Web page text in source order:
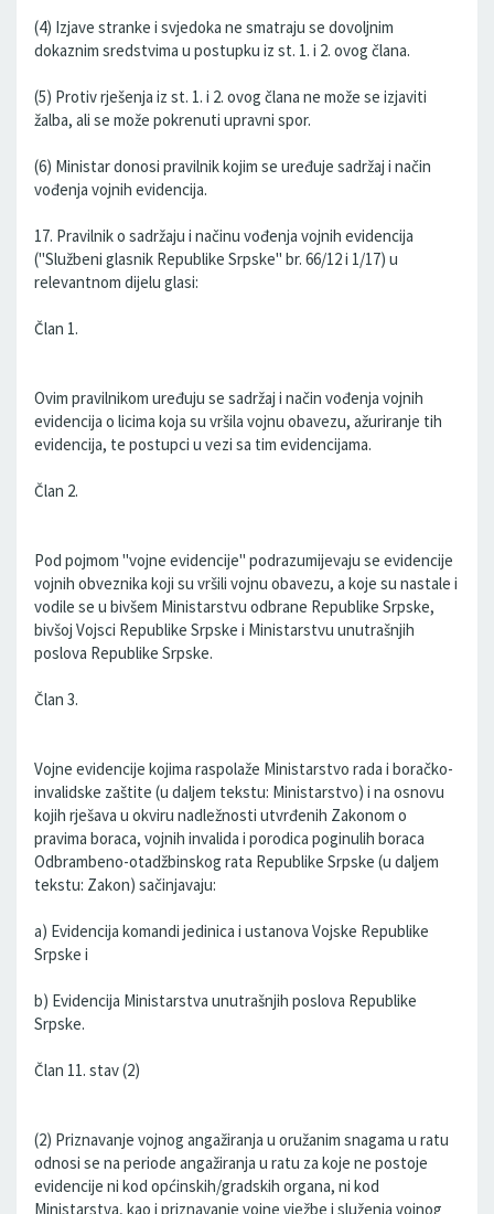
(4) Izjave stranke i svjedoka ne smatraju se dovoljnim
dokaznim sredstvima u postupku iz st. 1. i 2. ovog člana.
(5) Protiv rješenja iz st. 1. i 2. ovog člana ne može se izjaviti
žalba, ali se može pokrenuti upravni spor.
(6) Ministar donosi pravilnik kojim se uređuje sadržaj i način
vođenja vojnih evidencija.
17. Pravilnik o sadržaju i načinu vođenja vojnih evidencija
("Službeni glasnik Republike Srpske" br. 66/12 i 1/17) u
relevantnom dijelu glasi:
Član 1.
Ovim pravilnikom uređuju se sadržaj i način vođenja vojnih
evidencija o licima koja su vršila vojnu obavezu, ažuriranje tih
evidencija, te postupci u vezi sa tim evidencijama.
Član 2.
Pod pojmom "vojne evidencije" podrazumijevaju se evidencije
vojnih obveznika koji su vršili vojnu obavezu, a koje su nastale i
vodile se u bivšem Ministarstvu odbrane Republike Srpske,
bivšoj Vojsci Republike Srpske i Ministarstvu unutrašnjih
poslova Republike Srpske.
Član 3.
Vojne evidencije kojima raspolaže Ministarstvo rada i boračko-
invalidske zaštite (u daljem tekstu: Ministarstvo) i na osnovu
kojih rješava u okviru nadležnosti utvrđenih Zakonom o
pravima boraca, vojnih invalida i porodica poginulih boraca
Odbrambeno-otadžbinskog rata Republike Srpske (u daljem
tekstu: Zakon) sačinjavaju:
a) Evidencija komandi jedinica i ustanova Vojske Republike
Srpske i
b) Evidencija Ministarstva unutrašnjih poslova Republike
Srpske.
Član 11. stav (2)
(2) Priznavanje vojnog angažiranja u oružanim snagama u ratu
odnosi se na periode angažiranja u ratu za koje ne postoje
evidencije ni kod općinskih/gradskih organa, ni kod
Ministarstva, kao i priznavanje vojne vježbe i služenja vojnog